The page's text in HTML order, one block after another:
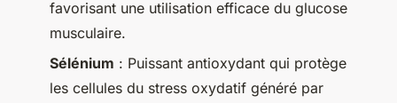
favorisant une utilisation efficace du glucose
musculaire.
Sélénium : Puissant antioxydant qui protège
les cellules du stress oxydatif généré par